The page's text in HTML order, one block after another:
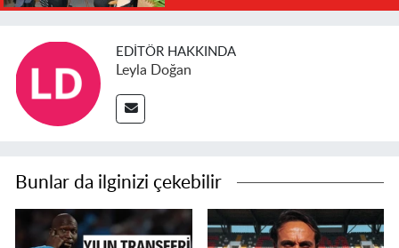
EDITÖR HAKKINDA
Leyla Doğan
Bunlar da ilginizi çekebilir